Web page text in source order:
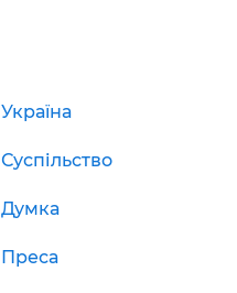
Україна
Суспільство
Думка
Преса